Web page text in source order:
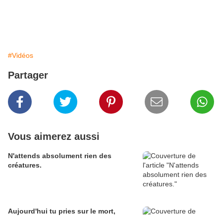
#Vidéos
Partager
Vous aimerez aussi
N'attends absolument rien des
créatures.
Aujourd'hui tu pries sur le mort,